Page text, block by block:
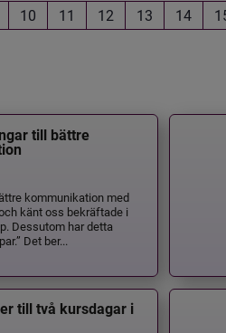
10 11 12 13 14
till bättre
kommunikation med
känt oss bekräftade i
Dessutom har detta
Det ber...
till två kursdagar i